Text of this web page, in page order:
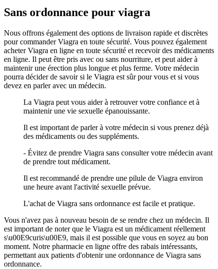
Sans ordonnance pour viagra
Nous offrons également des options de livraison rapide et discrètes
pour commander Viagra en toute sécurité. Vous pouvez également
acheter Viagra en ligne en toute sécurité et recevoir des médicaments
en ligne. Il peut être pris avec ou sans nourriture, et peut aider à
maintenir une érection plus longue et plus ferme. Votre médecin
pourra décider de savoir si le Viagra est sûr pour vous et si vous
devez en parler avec un médecin.
La Viagra peut vous aider à retrouver votre confiance et à
maintenir une vie sexuelle épanouissante.
Il est important de parler à votre médecin si vous prenez déjà
des médicaments ou des suppléments.
- Évitez de prendre Viagra sans consulter votre médecin avant
de prendre tout médicament.
Il est recommandé de prendre une pilule de Viagra environ
une heure avant l'activité sexuelle prévue.
L'achat de Viagra sans ordonnance est facile et pratique.
Vous n'avez pas à nouveau besoin de se rendre chez un médecin. Il
est important de noter que le Viagra est un médicament réellement
s\u00E9curis\u00E9, mais il est possible que vous en soyez au bon
moment. Notre pharmacie en ligne offre des rabais intéressants,
permettant aux patients d'obtenir une ordonnance de Viagra sans
ordonnance.